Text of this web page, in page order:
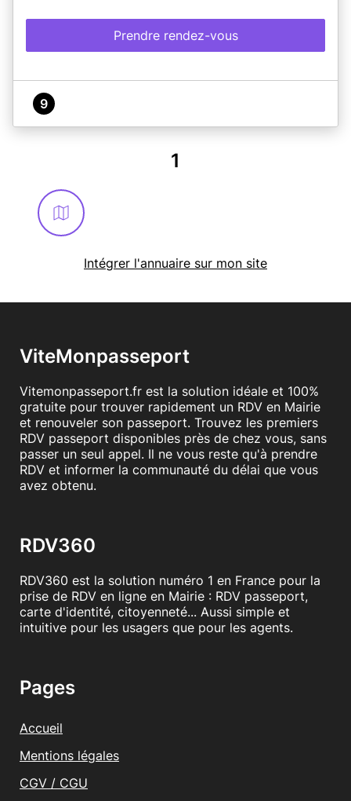
Prendre rendez-vous
9
1
Intégrer l'annuaire sur mon site
ViteMonpasseport
Vitemonpasseport.fr est la solution idéale et 100%
gratuite pour trouver rapidement un RDV en Mairie
et renouveler son passeport. Trouvez les premiers
RDV passeport disponibles près de chez vous, sans
passer un seul appel. Il ne vous reste qu'à prendre
RDV et informer la communauté du délai que vous
avez obtenu.
RDV360
RDV360 est la solution numéro 1 en France pour la
prise de RDV en ligne en Mairie : RDV passeport,
carte d'identité, citoyenneté... Aussi simple et
intuitive pour les usagers que pour les agents.
Pages
Accueil
Mentions légales
CGV / CGU